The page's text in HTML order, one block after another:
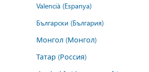
Valencià (Espanya)
Български (България)
Монгол (Монгол)
Татар (Россия)